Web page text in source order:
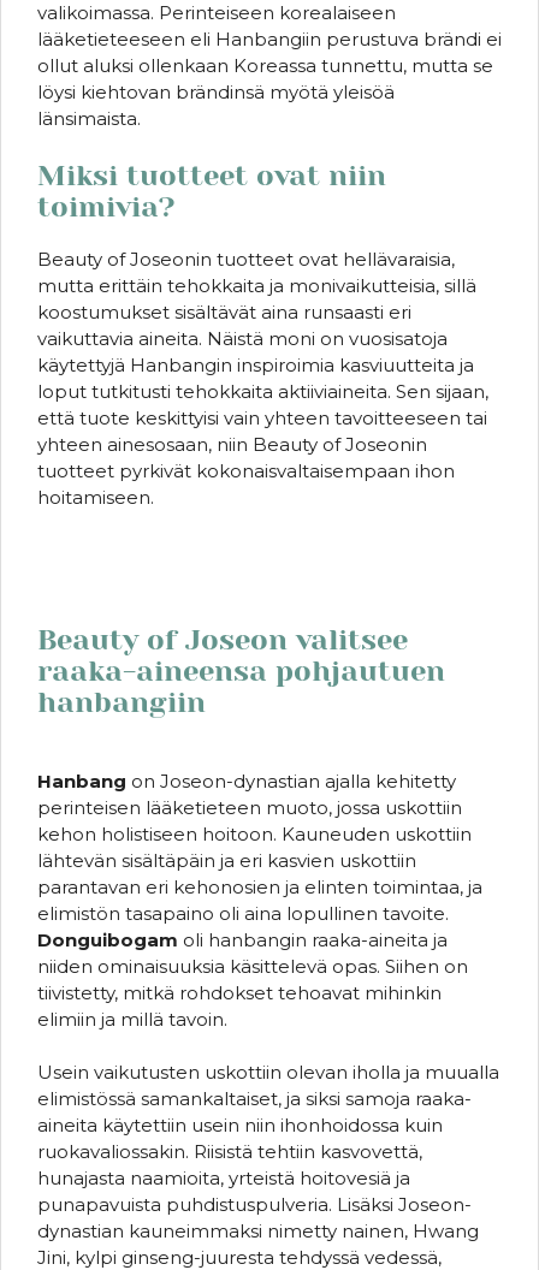
valikoimassa. Perinteiseen korealaiseen
lääketieteeseen eli Hanbangiin perustuva brändi ei
ollut aluksi ollenkaan Koreassa tunnettu, mutta se
löysi kiehtovan brändinsä myötä yleisöä
länsimaista.
Miksi tuotteet ovat niin
toimivia?
Beauty of Joseonin tuotteet ovat hellävaraisia,
mutta erittäin tehokkaita ja monivaikutteisia, sillä
koostumukset sisältävät aina runsaasti eri
vaikuttavia aineita. Näistä moni on vuosisatoja
käytettyjä Hanbangin inspiroimia kasviuutteita ja
loput tutkitusti tehokkaita aktiiviaineita. Sen sijaan,
että tuote keskittyisi vain yhteen tavoitteeseen tai
yhteen ainesosaan, niin Beauty of Joseonin
tuotteet pyrkivät kokonaisvaltaisempaan ihon
hoitamiseen.
Beauty of Joseon valitsee
raaka-aineensa pohjautuen
hanbangiin
Hanbang on Joseon-dynastian ajalla kehitetty
perinteisen lääketieteen muoto, jossa uskottiin
kehon holistiseen hoitoon. Kauneuden uskottiin
lähtevän sisältäpäin ja eri kasvien uskottiin
parantavan eri kehonosien ja elinten toimintaa, ja
elimistön tasapaino oli aina lopullinen tavoite.
Donguibogam oli hanbangin raaka-aineita ja
niiden ominaisuuksia käsittelevä opas. Siihen on
tiivistetty, mitkä rohdokset tehoavat mihinkin
elimiin ja millä tavoin.
Usein vaikutusten uskottiin olevan iholla ja muualla
elimistössä samankaltaiset, ja siksi samoja raaka-
aineita käytettiin usein niin ihonhoidossa kuin
ruokavaliossakin. Riisistä tehtiin kasvovettä,
hunajasta naamioita, yrteistä hoitovesiä ja
punapavuista puhdistuspulveria. Lisäksi Joseon-
dynastian kauneimmaksi nimetty nainen, Hwang
Jini, kylpi ginseng-juuresta tehdyssä vedessä,